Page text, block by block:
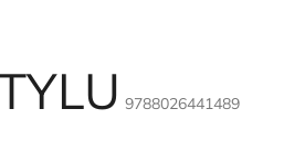
9788026441489